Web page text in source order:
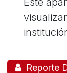
Este
Reporte